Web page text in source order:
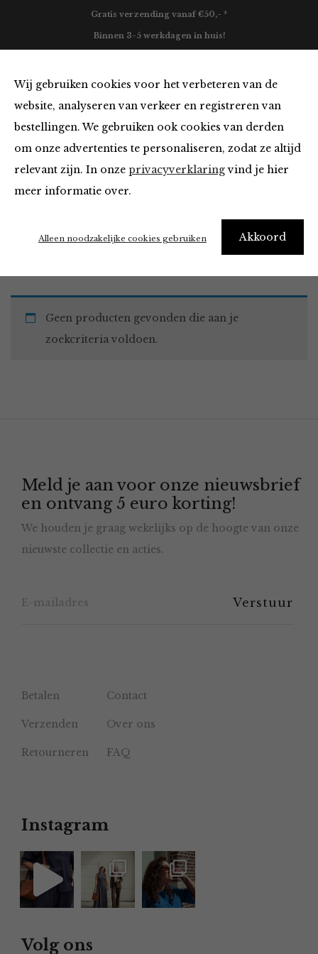
Wij gebruiken cookies voor het verbeteren van de
website, analyseren van verkeer en registreren van
bestellingen. We gebruiken ook cookies van derden
om onze advertenties te personaliseren, zodat ze altijd
relevant zijn. In onze privacyverklaringvind je hier
meer informatie over.
Akkoord
Alleen noodzakelijke cookies gebruiken
Gratis verzending vanaf €50,- *
Binnen 3-5 werkdagen in huis!
Must Haves
Home Winkel Accessoires Must Haves
Geen producten gevonden die aan je
zoekcriteria voldoen.
Meld je aan voor onze nieuwsbrief
en ontvang 5 euro korting!
We houden je graag wekelijks op de hoogte van onze
nieuwste collectie en acties.
Betalen Contact
Verzenden Over ons
Retourneren FAQ
Instagram
Volg ons